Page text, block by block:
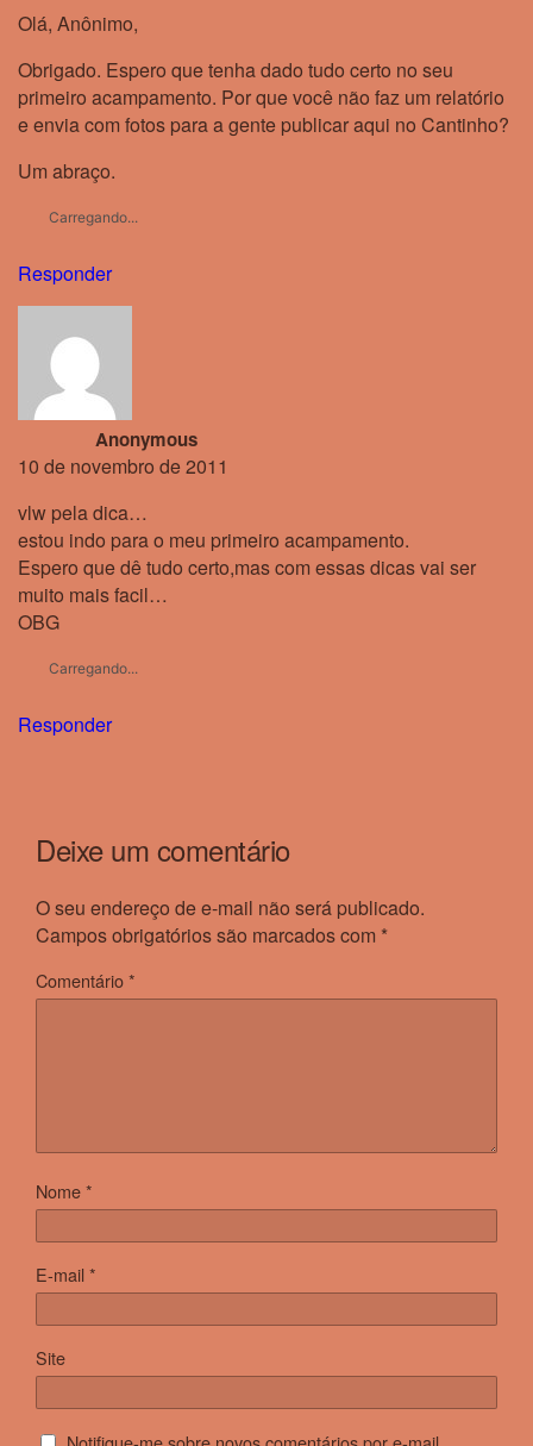
Olá, Anônimo,
Obrigado. Espero que tenha dado tudo certo no seu
primeiro acampamento. Por que você não faz um relatório
e envia com fotos para a gente publicar aqui no Cantinho?
Um abraço.
Carregando...
Responder
Anonymous
10 de novembro de 2011
vlw pela dica…
estou indo para o meu primeiro acampamento.
Espero que dê tudo certo,mas com essas dicas vai ser
muito mais facil…
OBG
Carregando...
Responder
Deixe um comentário
O seu endereço de e-mail não será publicado.
Campos obrigatórios são marcados com *
Comentário*
Nome*
E-mail*
Site